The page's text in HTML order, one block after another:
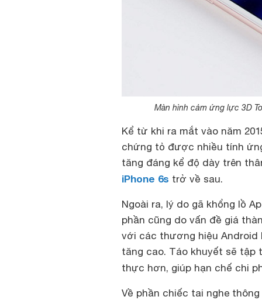
Màn hình cảm ứng lực 3D
Kể từ khi ra mắt vào năm
chứng tỏ được nhiều tính
tăng đáng kể độ dày trên
iPhone 6s trở về sau.
Ngoài ra, lý do gã khổng lồ
phần cũng do vấn đề giá
với các thương hiệu Android
tăng cao. Táo khuyết sẽ tập
thực hơn, giúp hạn chế chi
Về phần chiếc tai nghe